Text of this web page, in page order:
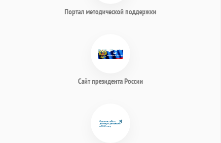
Портал методической поддержки
Сайт президента России